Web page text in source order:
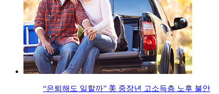
“은퇴해도 일할까” 美 중장년 고소득층 노후 불안